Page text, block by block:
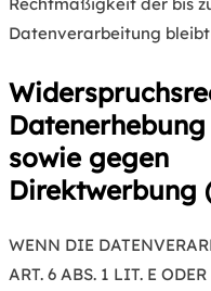
Datenverarbeitung
sowie gegen
Direktwerbung
WENN DIE
ART. 6 ABS. 1 LIT. E